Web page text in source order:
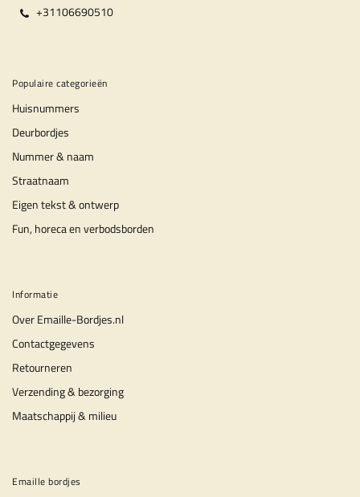
+31106690510
Populaire categorieën
Huisnummers
Deurbordjes
Nummer & naam
Straatnaam
Eigen tekst & ontwerp
Fun, horeca en verbodsborden
Informatie
Over Emaille-Bordjes.nl
Contactgegevens
Retourneren
Verzending & bezorging
Maatschappij & milieu
Emaille bordjes